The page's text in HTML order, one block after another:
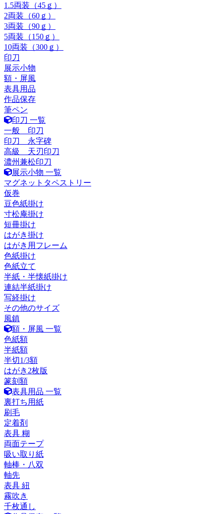
1.5両装（45ｇ）
2両装（60ｇ）
3両装（90ｇ）
5両装（150ｇ）
10両装（300ｇ）
印刀
展示小物
額・屏風
表具用品
作品保存
筆ペン
印刀 一覧
一般 印刀
印刀 永字碑
高級 天刃印刀
濃州兼松印刀
展示小物 一覧
マグネットタペストリー
仮巻
豆色紙掛け
寸松庵掛け
短冊掛け
はがき掛け
はがき用フレーム
色紙掛け
色紙立て
半紙・半懐紙掛け
連結半紙掛け
写経掛け
その他のサイズ
風鎮
額・屏風 一覧
色紙額
半紙額
半切1/3額
はがき2枚版
篆刻額
表具用品 一覧
裏打ち用紙
刷毛
定着剤
表具 糊
両面テープ
吸い取り紙
軸棒・八双
軸先
表具 紐
霧吹き
千枚通し